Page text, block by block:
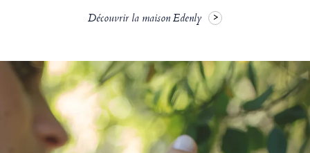
Découvrir la maison Edenly